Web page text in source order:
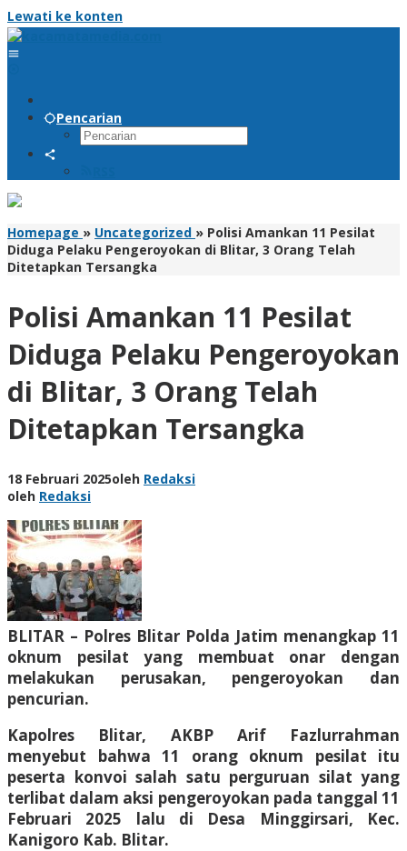
Lewati ke konten
Pencarian
Homepage » Uncategorized » Polisi Amankan 11 Pesilat
Diduga Pelaku Pengeroyokan di Blitar, 3 Orang Telah
Ditetapkan Tersangka
Polisi Amankan 11 Pesilat
Diduga Pelaku Pengeroyokan
di Blitar, 3 Orang Telah
Ditetapkan Tersangka
18 Februari 2025oleh Redaksi
oleh Redaksi
BLITAR – Polres Blitar Polda Jatim menangkap 11
oknum pesilat yang membuat onar dengan
melakukan perusakan, pengeroyokan dan
pencurian.
Kapolres Blitar, AKBP Arif Fazlurrahman
menyebut bahwa 11 orang oknum pesilat itu
peserta konvoi salah satu perguruan silat yang
terlibat dalam aksi pengeroyokan pada tanggal 11
Februari 2025 lalu di Desa Minggirsari, Kec.
Kanigoro Kab. Blitar.